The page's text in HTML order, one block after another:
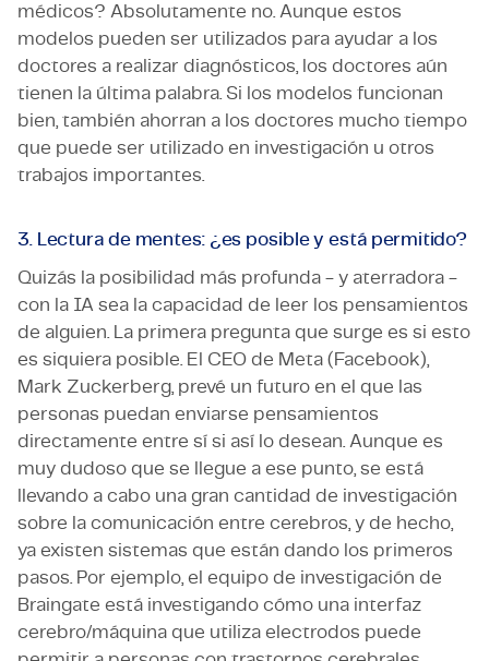
médicos? Absolutamente no. Aunque estos
modelos pueden ser utilizados para ayudar a los
doctores a realizar diagnósticos, los doctores aún
tienen la última palabra. Si los modelos funcionan
bien, también ahorran a los doctores mucho tiempo
que puede ser utilizado en investigación u otros
trabajos importantes.
3. Lectura de mentes: ¿es posible y está permitido?
Quizás la posibilidad más profunda - y aterradora -
con la IA sea la capacidad de leer los pensamientos
de alguien. La primera pregunta que surge es si esto
es siquiera posible. El CEO de Meta (Facebook),
Mark Zuckerberg, prevé un futuro en el que las
personas puedan enviarse pensamientos
directamente entre sí si así lo desean. Aunque es
muy dudoso que se llegue a ese punto, se está
llevando a cabo una gran cantidad de investigación
sobre la comunicación entre cerebros, y de hecho,
ya existen sistemas que están dando los primeros
pasos. Por ejemplo, el equipo de investigación de
Braingate está investigando cómo una interfaz
cerebro/máquina que utiliza electrodos puede